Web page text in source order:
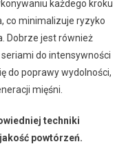
każdego kroku
co minimalizuje ryzyko
Dobrze jest również
do intensywności
do poprawy wydolności,
mięśni.
techniki
powtórzeń.